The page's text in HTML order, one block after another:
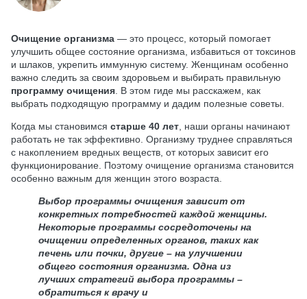
Очищение организма — это процесс, который помогает
улучшить общее состояние организма, избавиться от токсинов
и шлаков, укрепить иммунную систему. Женщинам особенно
важно следить за своим здоровьем и выбирать правильную
программу очищения. В этом гиде мы расскажем, как
выбрать подходящую программу и дадим полезные советы.
Когда мы становимся старше 40 лет, наши органы начинают
работать не так эффективно. Организму труднее справляться
с накоплением вредных веществ, от которых зависит его
функционирование. Поэтому очищение организма становится
особенно важным для женщин этого возраста.
Выбор программы очищения зависит от
конкретных потребностей каждой женщины.
Некоторые программы сосредоточены на
очищении определенных органов, таких как
печень или почки, другие – на улучшении
общего состояния организма. Одна из
лучших стратегий выбора программы –
обратиться к врачу и